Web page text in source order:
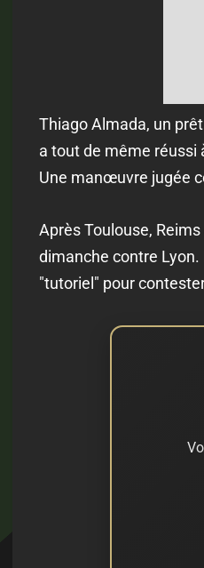
Thiago Almada, un
a tout de même réussi
Une manœuvre jugée
Après Toulouse,
dimanche contre
"tutoriel" pour